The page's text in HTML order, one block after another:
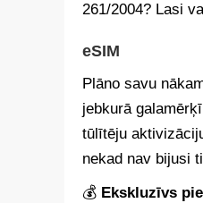
261/2004? Lasi
eSIM
Plāno savu
jebkurā
tūlītēju
nekad nav bijusi
💰 Ekskluzīvs